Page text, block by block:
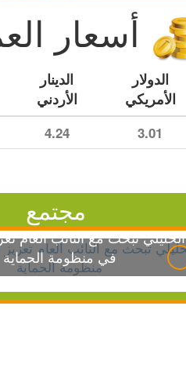
أسعار
الدولار
الأمريكي
الدينار
الأردني
3.01
4.24
مجتمع
الخليلي تبحث مع النائب العام
في منظومة الحماية